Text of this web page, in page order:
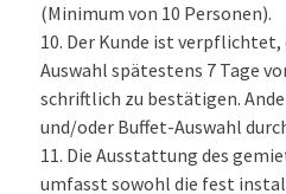
(Minimum von 10 Personen).
Der Kunde ist verpflichtet,
Auswahl spätestens 7 Tage
schriftlich zu bestätigen.
und/oder Buffet-Auswahl
Die Ausstattung des
umfasst sowohl die fest